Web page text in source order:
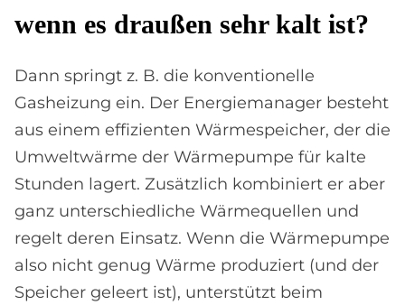
wenn es drau­ßen sehr kalt ist?
Dann springt z. B. die konventionelle
Gasheizung ein. Der Energiemanager besteht
aus einem effizienten Wärmespeicher, der die
Umweltwärme der Wärmepumpe für kalte
Stunden lagert. Zusätzlich kombiniert er aber
ganz unterschiedliche Wärmequellen und
regelt deren Einsatz. Wenn die Wärmepumpe
also nicht genug Wärme produziert (und der
Speicher geleert ist), unterstützt beim